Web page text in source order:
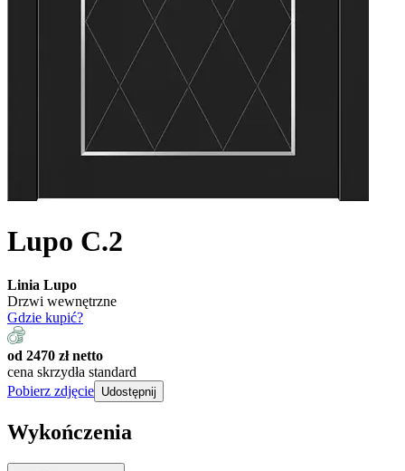
Lupo C.2
Linia Lupo
Drzwi wewnętrzne
Gdzie kupić?
od 2470 zł netto
cena skrzydła standard
Pobierz zdjęcie Udostępnij
Wykończenia